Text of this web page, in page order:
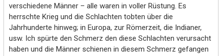
verschiedene Männer – alle waren in voller Rüstung. Es
herrschte Krieg und die Schlachten tobten über die
Jahrhunderte hinweg; in Europa, zur Römerzeit, die Indianer,
usw. Ich spürte den Schmerz den diese Schlachten verursacht
haben und die Männer schienen in diesem Schmerz gefangen